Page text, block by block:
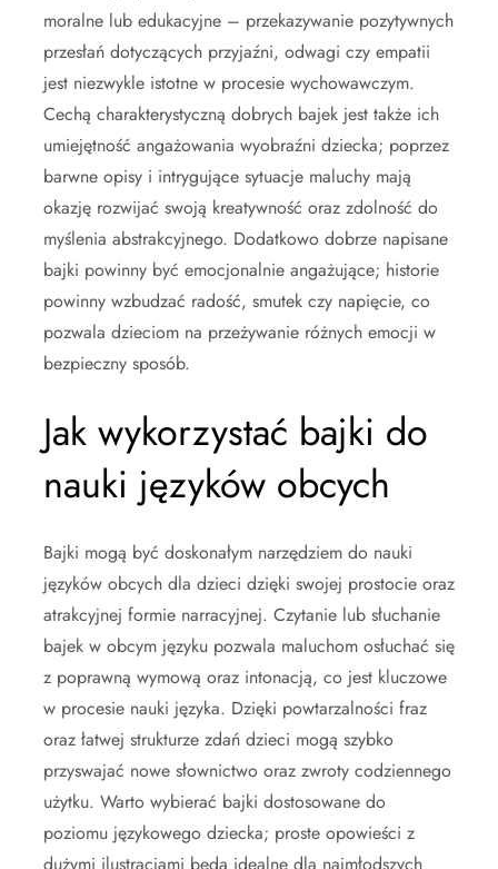
moralne lub edukacyjne – przekazywanie pozytywnych
przesłań dotyczących przyjaźni, odwagi czy empatii
jest niezwykle istotne w procesie wychowawczym.
Cechą charakterystyczną dobrych bajek jest także ich
umiejętność angażowania wyobraźni dziecka; poprzez
barwne opisy i intrygujące sytuacje maluchy mają
okazję rozwijać swoją kreatywność oraz zdolność do
myślenia abstrakcyjnego. Dodatkowo dobrze napisane
bajki powinny być emocjonalnie angażujące; historie
powinny wzbudzać radość, smutek czy napięcie, co
pozwala dzieciom na przeżywanie różnych emocji w
bezpieczny sposób.
Jak wykorzystać bajki do
nauki języków obcych
Bajki mogą być doskonałym narzędziem do nauki
języków obcych dla dzieci dzięki swojej prostocie oraz
atrakcyjnej formie narracyjnej. Czytanie lub słuchanie
bajek w obcym języku pozwala maluchom osłuchać się
z poprawną wymową oraz intonacją, co jest kluczowe
w procesie nauki języka. Dzięki powtarzalności fraz
oraz łatwej strukturze zdań dzieci mogą szybko
przyswajać nowe słownictwo oraz zwroty codziennego
użytku. Warto wybierać bajki dostosowane do
poziomu językowego dziecka; proste opowieści z
dużymi ilustracjami będą idealne dla najmłodszych